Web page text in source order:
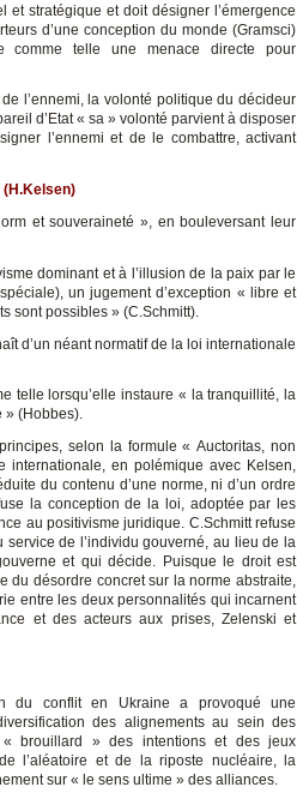
et stratégique et doit désigner l’émergence
d’une conception du monde (Gramsci)
comme telle une menace directe pour
l’ennemi, la volonté politique du décideur
d’Etat « sa » volonté parvient à disposer
l’ennemi et de le combattre, activant
(H.Kelsen)
et souveraineté », en bouleversant leur
dominant et à l’illusion de la paix par le
un jugement d’exception « libre et
sont possibles » (C.Schmitt).
d’un néant normatif de la loi internationale
telle lorsqu’elle instaure « la tranquillité, la
» (Hobbes).
selon la formule « Auctoritas, non
internationale, en polémique avec Kelsen,
du contenu d’une norme, ni d’un ordre
la conception de la loi, adoptée par les
au positivisme juridique. C.Schmitt refuse
de l’individu gouverné, au lieu de la
et qui décide. Puisque le droit est
du désordre concret sur la norme abstraite,
entre les deux personnalités qui incarnent
et des acteurs aux prises, Zelenski et
du conflit en Ukraine a provoqué une
des alignements au sein des
« brouillard » des intentions et des jeux
l’aléatoire et de la riposte nucléaire, la
sur « le sens ultime » des alliances.